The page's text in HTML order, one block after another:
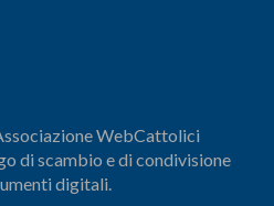
WebCattolici
di scambio e di condivisione
digitali.